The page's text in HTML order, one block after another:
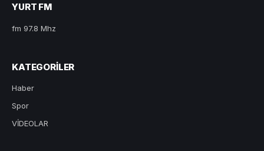
YURT FM
fm 97.8 Mhz
KATEGORILER
Haber
Spor
VİDEOLAR